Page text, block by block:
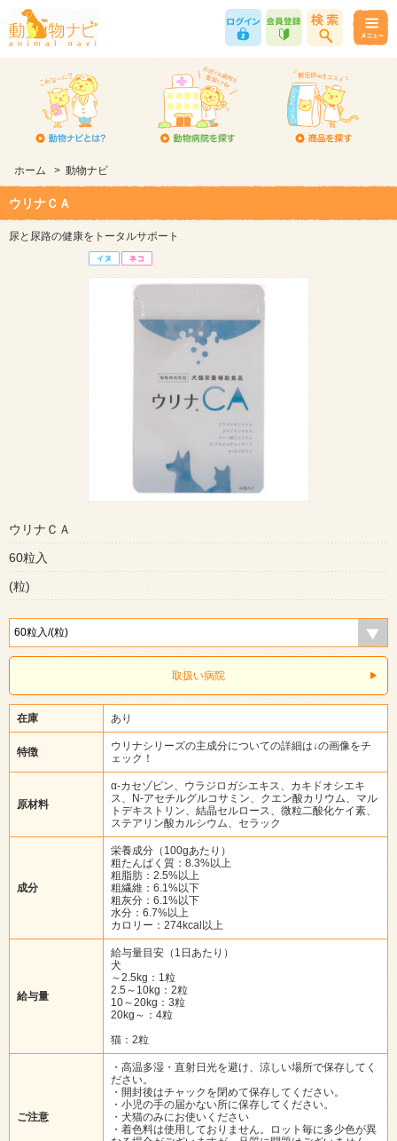
ホーム > 動物ナビ
ウリナＣＡ
尿と尿路の健康をトータルサポート
ウリナＣＡ
60粒入
(粒)
取扱い病院
在庫 あり
特徴
ウリナシリーズの主成分についての詳細は↓の画像をチ
ェック！
原材料
α-カセゾピン、ウラジロガシエキス、カキドオシエキ
ス、N-アセチルグルコサミン、クエン酸カリウム、マル
トデキストリン、結晶セルロース、微粒二酸化ケイ素、
ステアリン酸カルシウム、セラック
成分
栄養成分（100gあたり）
粗たんぱく質：8.3%以上
粗脂肪：2.5%以上
粗繊維：6.1%以下
粗灰分：6.1%以下
水分：6.7%以上
カロリー：274kcal以上
給与量
給与量目安（1日あたり）
犬
～2.5kg：1粒
2.5～10kg：2粒
10～20kg：3粒
20kg～：4粒
猫：2粒
ご注意
・高温多湿・直射日光を避け、涼しい場所で保存してく
ださい。
・開封後はチャックを閉めて保存してください。
・小児の手の届かない所に保存してください。
・犬猫のみにお使いください
・着色料は使用しておりません。ロット毎に多少色が異